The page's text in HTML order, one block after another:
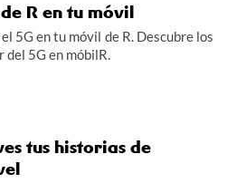
R en tu móvil
5G en tu móvil de R. Descubre los
5G en móbilR.
tus historias de